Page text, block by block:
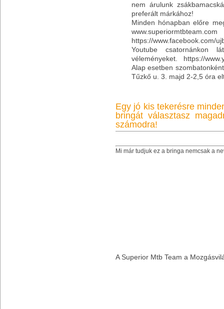
nem árulunk
preferált márkához!
Minden hónapban előre
www.superiormtbteam.com
https://www.facebook.com/
Youtube csatornánkon
véleményeket. https://
Alap esetben
Tűzkő u. 3. majd 2-2,5 óra
Egy jó kis tekerésre
bringát választasz
számodra!
Mi már tudjuk ez a bringa nemcsak a
A Superior Mtb Team a